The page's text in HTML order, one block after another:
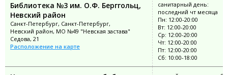
Библиотека №3 им. О.Ф. Берггольц,
Невский район
Санкт-Петербург, Санкт-Петербург,
Невский район, МО №49 "Невская застава"
Седова, 21
Расположение на карте
санитарный день:
последний чт месяца
Пн: 12:00-20:00
Вт: 12:00-20:00
Ср: 12:00-20:00
Чт: 12:00-20:00
Пт: 12:00-20:00
Сб: 10:00-18:00